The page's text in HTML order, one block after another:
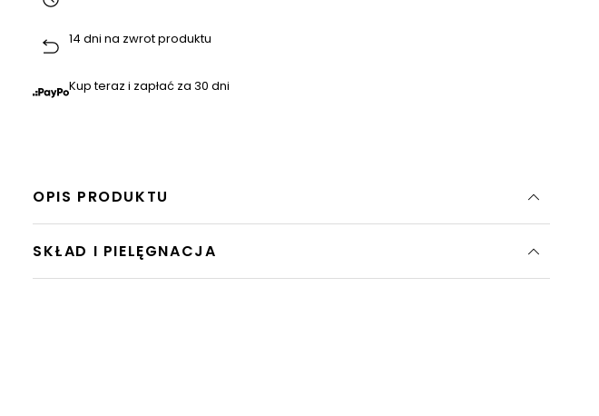
14 dni na zwrot produktu
Kup teraz i zapłać za 30 dni
OPIS PRODUKTU
SKŁAD I PIELĘGNACJA